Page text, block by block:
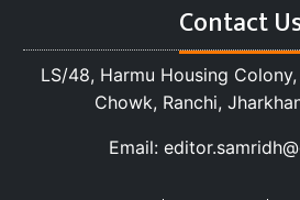
Contact
LS/48, Harmu Housing
Chowk, Ranchi,
Email: